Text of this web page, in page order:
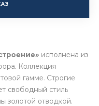
исполнена из
Коллекция
гамме. Строгие
свободный стиль
золотой отводкой.